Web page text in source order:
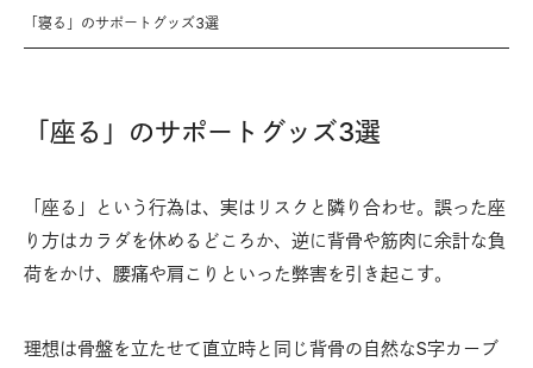
「寝る」のサポートグッズ3選
「座る」のサポートグッズ3選
「座る」という行為は、実はリスクと隣り合わせ。誤った座
り方はカラダを休めるどころか、逆に背骨や筋肉に余計な負
荷をかけ、腰痛や肩こりといった弊害を引き起こす。
理想は骨盤を立たせて直立時と同じ背骨の自然なS字カーブ